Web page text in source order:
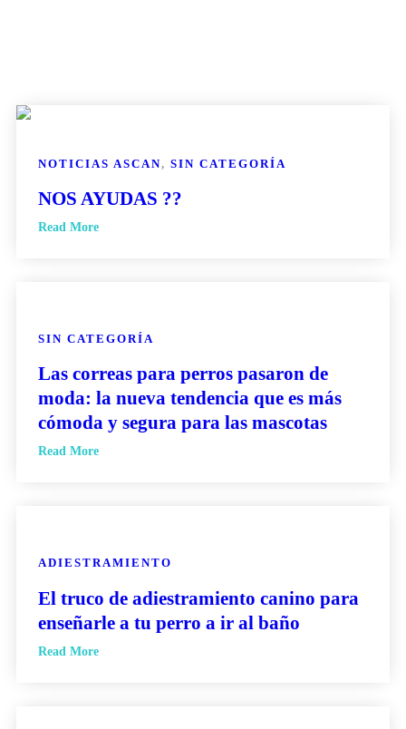
NOTICIAS ASCAN, SIN CATEGORÍA
NOS AYUDAS ??
Read More
SIN CATEGORÍA
Las correas para perros pasaron de
moda: la nueva tendencia que es más
cómoda y segura para las mascotas
Read More
ADIESTRAMIENTO
El truco de adiestramiento canino para
enseñarle a tu perro a ir al baño
Read More